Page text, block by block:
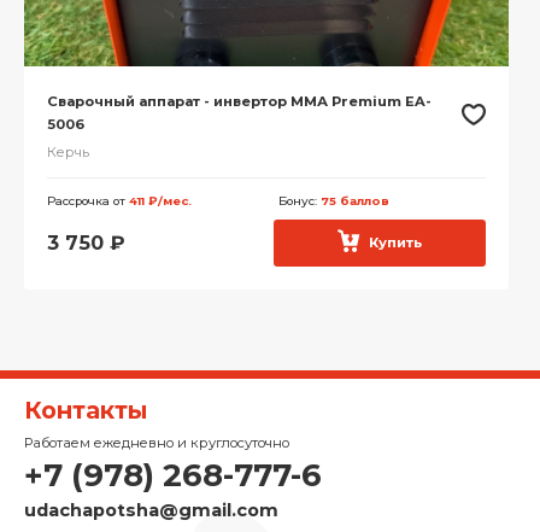
Сварочный аппарат - инвертор ММА Premium EA-
5006
Керчь
Рассрочка от 411 ₽/мес. Бонус: 75 баллов
3 750 ₽ Купить
Контакты
Работаем ежедневно и круглосуточно
+7 (978) 268-777-6
udachapotsha@gmail.com